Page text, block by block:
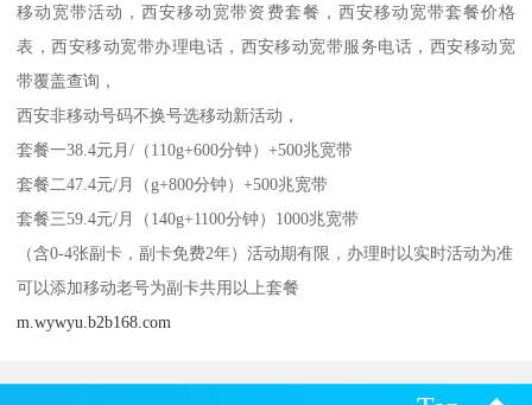
移动宽带活动，西安移动宽带资费套餐，西安移动宽带套餐价格
表，西安移动宽带办理电话，西安移动宽带服务电话，西安移动宽
带覆盖查询，
西安非移动号码不换号选移动新活动，
套餐一38.4元月/（110g+600分钟）+500兆宽带
套餐二47.4元/月（g+800分钟）+500兆宽带
套餐三59.4元/月（140g+1100分钟）1000兆宽带
（含0-4张副卡，副卡免费2年）活动期有限，办理时以实时活动为准
可以添加移动老号为副卡共用以上套餐
m.wywyu.b2b168.com